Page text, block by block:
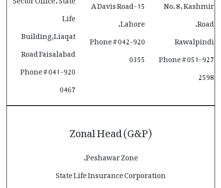
No. 8, Kashmir
Road,
Rawalpindi
Phone # 051-927
2598
15-A Davis Road
Lahore,
Phone # 042-920
0355
Life
Building,Liaqat
Road Faisalabad
Phone # 041-920
0467
Zonal Head (G&P)
Peshawar Zone,
State Life Insurance Corporation